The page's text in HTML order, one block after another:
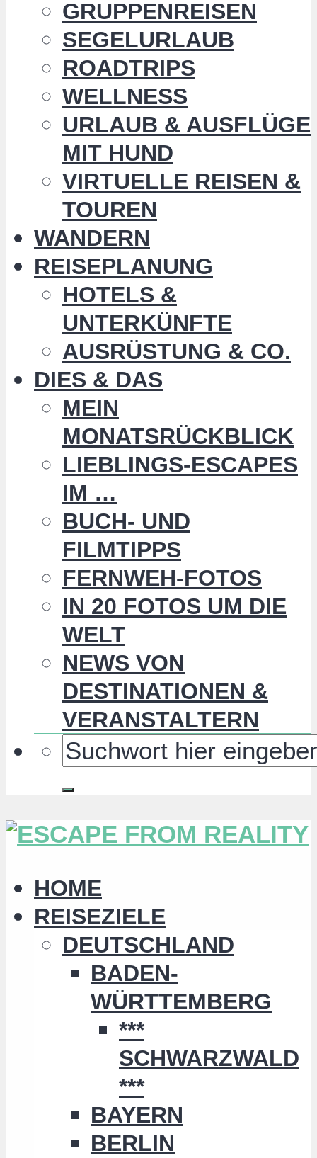
GRUPPENREISEN
SEGELURLAUB
ROADTRIPS
WELLNESS
URLAUB & AUSFLÜGE
MIT HUND
VIRTUELLE REISEN &
TOUREN
WANDERN
REISEPLANUNG
HOTELS &
UNTERKÜNFTE
AUSRÜSTUNG & CO.
DIES & DAS
MEIN
MONATSRÜCKBLICK
LIEBLINGS-ESCAPES
IM …
BUCH- UND
FILMTIPPS
FERNWEH-FOTOS
IN 20 FOTOS UM DIE
WELT
NEWS VON
DESTINATIONEN &
VERANSTALTERN
HOME
REISEZIELE
DEUTSCHLAND
BADEN-
WÜRTTEMBERG
***
SCHWARZWALD
***
BAYERN
BERLIN